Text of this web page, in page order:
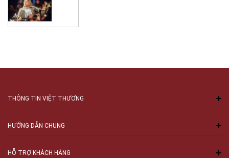
THÔNG TIN VIỆT THƯƠNG
HƯỚNG DẪN CHUNG
HỖ TRỢ KHÁCH HÀNG